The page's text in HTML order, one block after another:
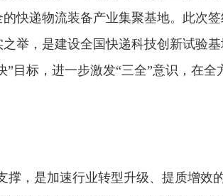
快递物流装备产业集聚基地。此次
举，是建设全国快递科技创新试验
目标，进一步激发“三全”意识，在全
，是加速行业转型升级、提质增效的